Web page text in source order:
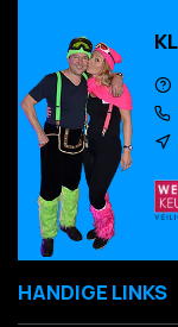
HANDIGE LINKS